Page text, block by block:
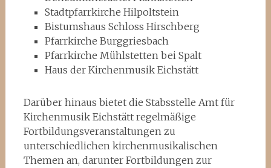
Stadtpfarrkirche Hilpoltstein
Bistumshaus Schloss Hirschberg
Pfarrkirche Burggriesbach
Pfarrkirche Mühlstetten bei Spalt
Haus der Kirchenmusik Eichstätt
Darüber hinaus bietet die Stabsstelle Amt für
Kirchenmusik Eichstätt regelmäßige
Fortbildungsveranstaltungen zu
unterschiedlichen kirchenmusikalischen
Themen an, darunter Fortbildungen zur